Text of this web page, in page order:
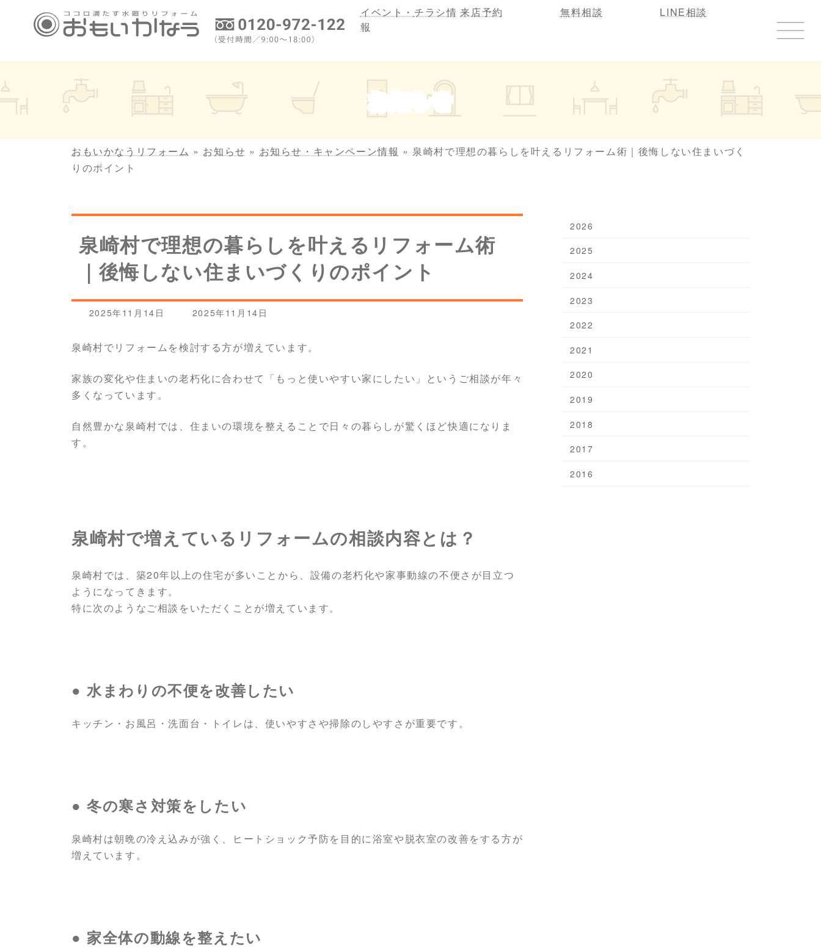
ツ
へ
ス
プ
シ
ョ
ン
動
イベント・ チラシ情
報
来店予約 無料相談 LINE相談
お知らせ
おもいかなうリフォーム » お知らせ » お知らせ・キャンペーン情報 » 泉崎村で理想の暮らしを叶えるリフォーム術｜後悔しない住まいづく
りのポイント
泉崎村で理想の暮らしを叶えるリフォーム術
｜後悔しない住まいづくりのポイント
2025年11月14日
最
新
時
2025年11月14日
泉崎村でリフォームを検討する方が増えています。
家族の変化や住まいの老朽化に合わせて「もっと使いやすい家にしたい」というご相談が年々
多くなっています。
自然豊かな泉崎村では、住まいの環境を整えることで日々の暮らしが驚くほど快適になりま
す。
泉崎村で増えているリフォームの相談内容とは？
泉崎村では、築20年以上の住宅が多いことから、設備の老朽化や家事動線の不便さが目立つ
ようになってきます。
特に次のようなご相談をいただくことが増えています。
● 水まわりの不便を改善したい
キッチン・お風呂・洗面台・トイレは、使いやすさや掃除のしやすさが重要です。
● 冬の寒さ対策をしたい
泉崎村は朝晩の冷え込みが強く、ヒートショック予防を目的に浴室や脱衣室の改善をする方が
増えています。
● 家全体の動線を整えたい
2026
2025
2024
2023
2022
2021
2020
2019
2018
2017
2016